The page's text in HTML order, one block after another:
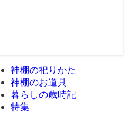
神棚の祀りかた
神棚のお道具
暮らしの歳時記
特集